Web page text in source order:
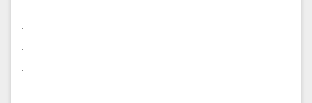
.
.
.
.
.